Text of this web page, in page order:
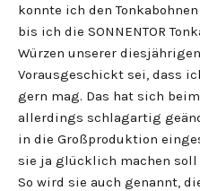
konnte ich den
bis ich die SONNENTOR
Würzen unserer
Vorausgeschickt sei, dass
gern mag. Das hat sich
allerdings schlagartig
in die Großproduktion
sie ja glücklich machen soll
So wird sie auch genannt,